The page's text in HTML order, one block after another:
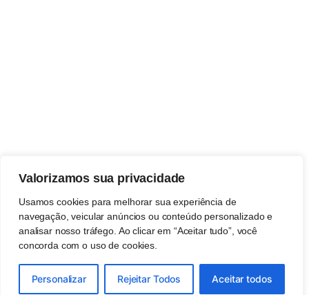
Valorizamos sua privacidade
Usamos cookies para melhorar sua experiência de
navegação, veicular anúncios ou conteúdo personalizado e
analisar nosso tráfego. Ao clicar em “Aceitar tudo”, você
concorda com o uso de cookies.
Personalizar Rejeitar Todos Aceitar todos